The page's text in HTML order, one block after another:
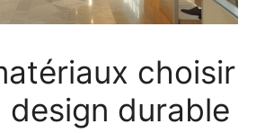
choisir
design durable